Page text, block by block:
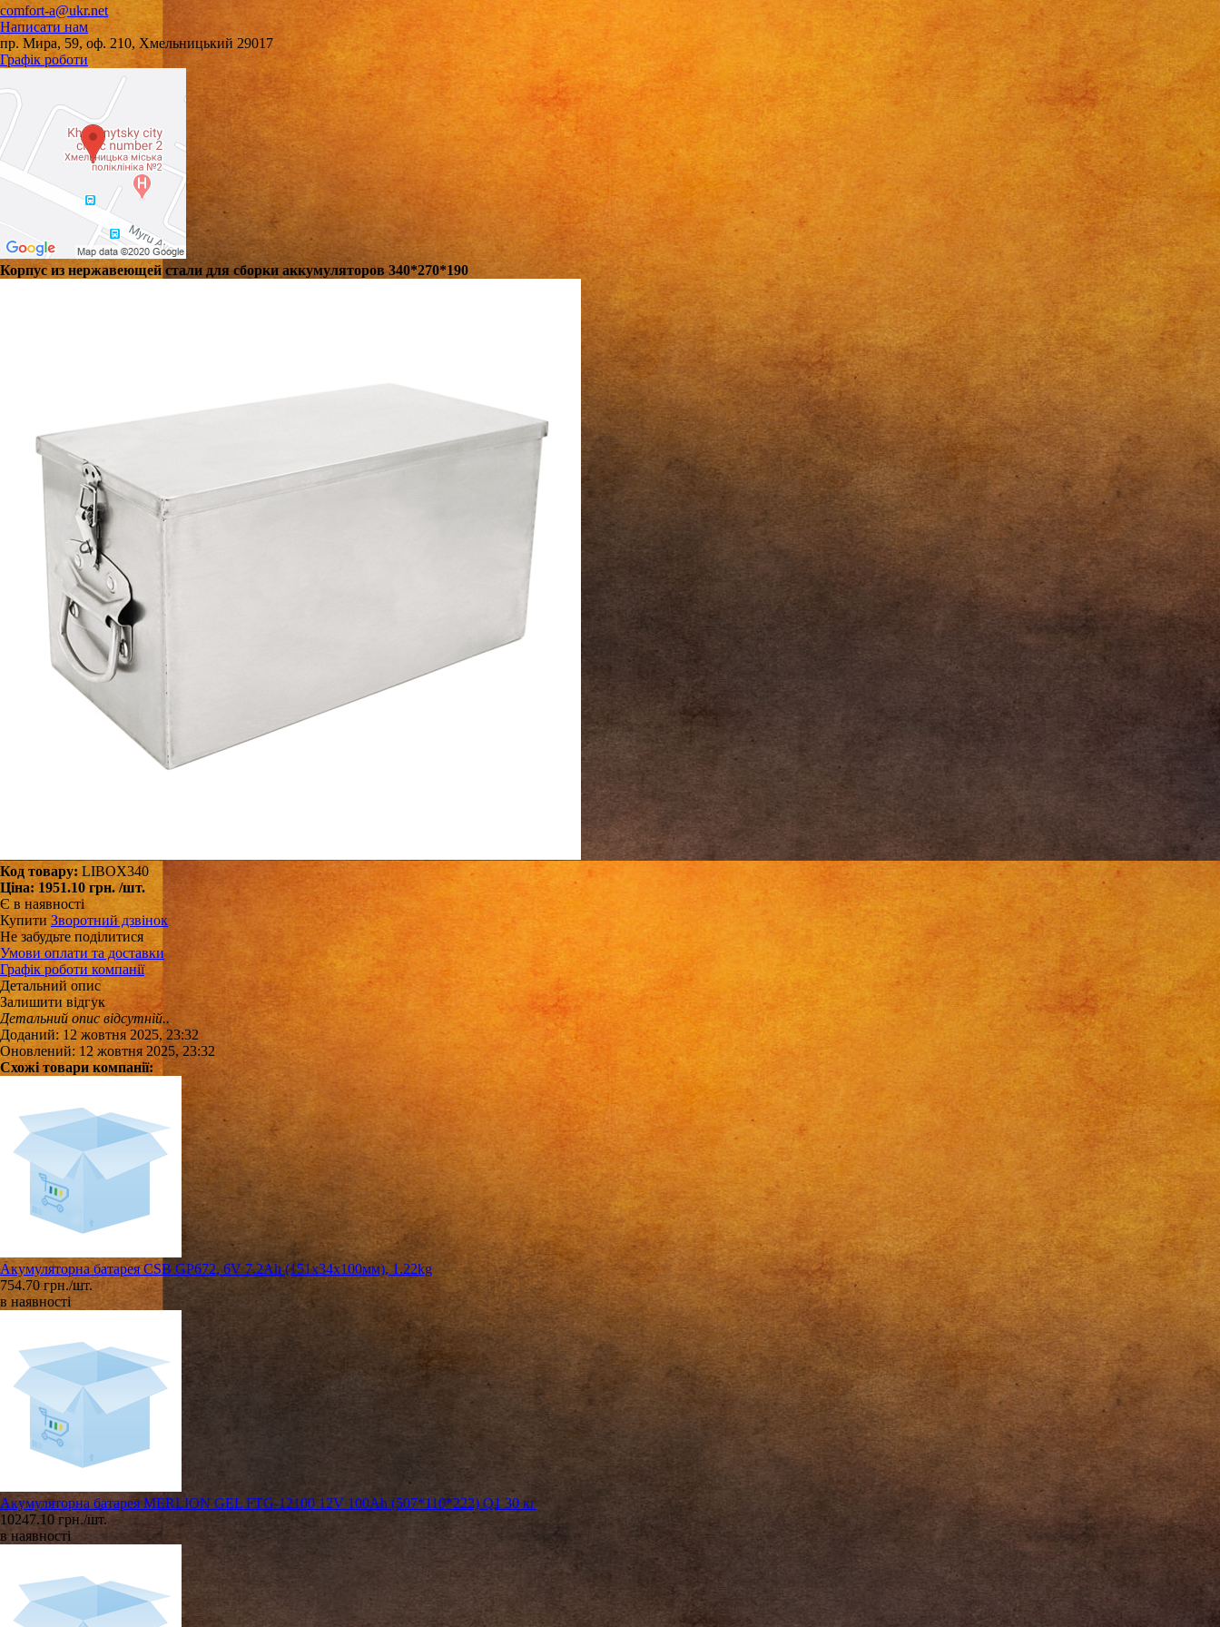
comfort-a@ukr.net
Написати нам
пр. Мира, 59, оф. 210, Хмельницький 29017
Графік роботи
Корпус из нержавеющей стали для сборки аккумуляторов 340*270*190
Код товару:LIBOX340
Ціна: 1951.10 грн. /шт.
Є в наявності
Купити Зворотний дзвінок
Не забудьте поділитися
Умови оплати та доставки
Графік роботи компанії
Детальний опис
Залишити відгук
Детальний опис відсутній..
Доданий: 12 жовтня 2025, 23:32
Оновлений: 12 жовтня 2025, 23:32
Схожі товари компанії:
Акумуляторна батарея CSB GP672, 6V 7.2Ah (151х34х100мм), 1.22kg
754.70 грн./шт.
в наявності
Акумуляторна батарея MERLION GEL FTG-12100 12V 100Ah (507*110*222) Q1 30 кг
10247.10 грн./шт.
в наявності